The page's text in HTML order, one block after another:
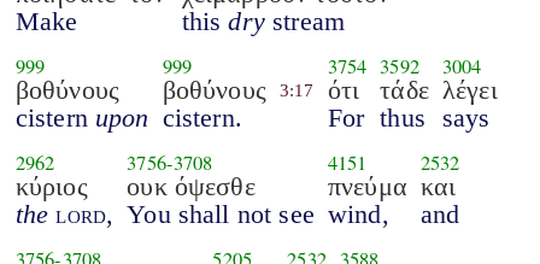
Make
thisdrystream
999
βοθύνους
cistern upon
999
βοθύνους
cistern.
3:17
3754
ότι
For
3592
τάδε
thus
3004
λέγει
says
2962
κύριος
the lord,
3756-3708
ουκ όψεσθε
You shall not see
4151
πνεύμα
wind,
2532
και
and